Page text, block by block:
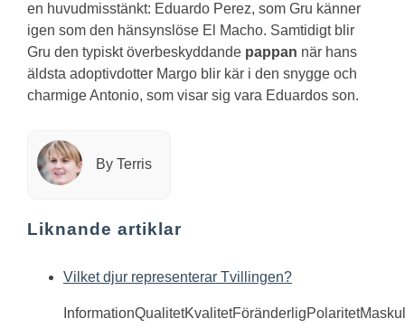
en huvudmisstänkt: Eduardo Perez, som Gru känner
igen som den hänsynslöse El Macho. Samtidigt blir
Gru den typiskt överbeskyddande pappan när hans
äldsta adoptivdotter Margo blir kär i den snygge och
charmige Antonio, som visar sig vara Eduardos son.
By Terris
Liknande artiklar
Vilket djur representerar Tvillingen?